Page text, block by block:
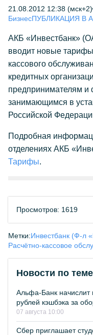
21.08.2012 12:38 (мск+2)
БизнесПУБЛИКАЦИЯ В
АКБ «Инвестбанк»
вводит новые тарифы
кассового
кредитных
предпринимателям и
занимающимся в
Российской
Подробная
отделениях АКБ
Тарифы.
Просмотров: 1619
Метки:Инвестбанк (Ф-л
Расчётно-кассовое
Новости по теме
Альфа-Банк
рублей кэшбэка за
07 августа 10:00
Сбер приглашает